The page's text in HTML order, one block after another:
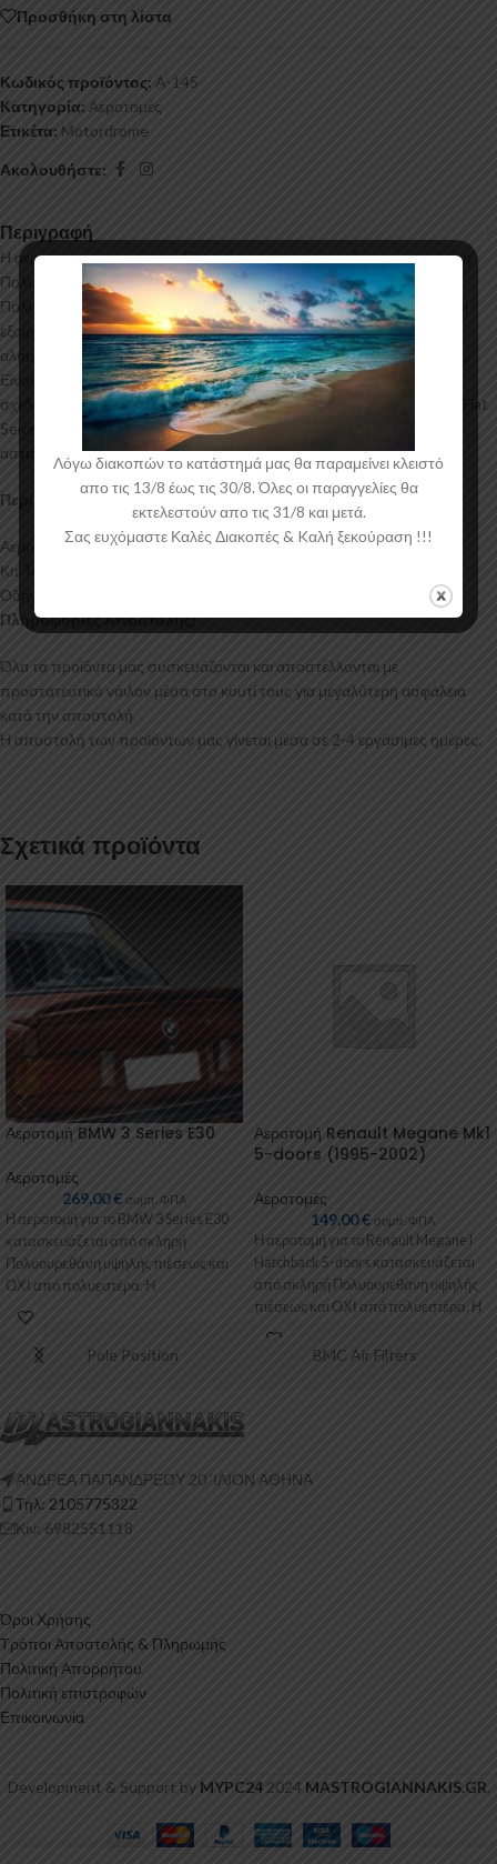
Προσθήκη στη λίστα
Κωδικός προϊόντος: A-145
Κατηγορία: Αεροτομές
Ετικέτα: Motordrome
Ακολουθήστε:
Περιγραφή
Η αεροτομή οροφής για το Fiat Seicento κατασκευάζεται από σκληρή
Πολυουρεθάνη υψηλής πιέσεως και ΟΧΙ από πολυεστέρα. Η
Πολυουρεθάνη είναι ένα πιο ανθεκτικό και ακριβό υλικό με εύκολη και
εξαιρετική εφαρμογή. Όλες οι αεροτομές παράγονται σε καλούπια
αλουμινίου για αυξημένη ποιότητα και αντοχή στη μαζική παραγωγή.
Είναι ελεγμένα για ανθεκτικότητα σε υψηλές θερμοκρασίες και έχουν
σχεδιαστεί με την καλύτερη λεπτομέρεια. Η αεροτομή οροφής για το Fiat
Seicento έρχεται στο χρώμα του υλικού. Το προϊόν θα πρέπει να
ασταρωθεί και στη συνέχεια να βαφτεί στο χρώμα της επιλογής σας.
Περιεχόμενα Συσκευασίας:
Αεροτομή Οροφής Fiat Seicento
Κιτ Τοποθέτησης
Οδηγίες Τοποθέτησης
Πληροφορίες Αποστολής:
Όλα τα προϊόντα μας συσκευάζονται και αποστέλλονται με
προστατευτικό νάιλον μέσα στο κουτί τους για μεγαλύτερη ασφάλεια
κατά την αποστολή.
Η αποστολή των προϊόντων μας γίνεται μέσα σε 2-4 εργάσιμες ημέρες.
Σχετικά προϊόντα
Αεροτομή BMW 3 Series E30
Αεροτομές
269,00€ συμπ. ΦΠΑ
Η αεροτομή για το BMW 3 Series E30
κατασκευάζεται από σκληρή
Πολυουρεθάνη υψηλής πιέσεως και
ΟΧΙ από πολυεστέρα. Η
Πολυουρεθάνη
Αεροτομή Renault Megane Mk1
5-doors (1995-2002)
Αεροτομές
149,00€ συμπ. ΦΠΑ
Η αεροτομή για το Renault Megane I
Hatchback 5-doors κατασκευάζεται
από σκληρή Πολυουρεθάνη υψηλής
πιέσεως και ΟΧΙ από πολυεστέρα. Η
Pole Position BMC Air Filters
ΑΝΔΡΕΑ ΠΑΠΑΝΔΡΕΟΥ 20 ‘ΙΛΙΟΝ ΑΘΗΝΑ
Τηλ: 2105775322
Κιν: 6982551118
Όροι Χρήσης
Τρόποι Αποστολής & Πληρωμής
Πολιτική Απορρήτου
Πολιτική επιστροφών
Επικοινωνία
Development & Support by MYPC242024 MASTROGIANNAKIS.GR.
Λόγω διακοπών το κατάστημά μας θα παραμείνει κλειστό
απο τις 13/8 έως τις 30/8. Όλες οι παραγγελίες θα
εκτελεστούν απο τις 31/8 και μετά.
Σας ευχόμαστε Καλές Διακοπές & Kαλή ξεκούραση !!!